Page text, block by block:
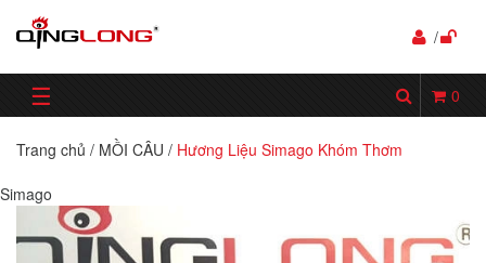
/
☰ 0
Trang chủ / MỒI CÂU / Hương Liệu Simago Khóm Thơm
Simago